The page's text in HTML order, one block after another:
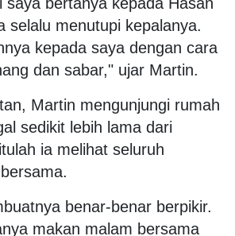
selalu menutupi kepalanya.
kepada saya dengan cara
dan sabar," ujar Martin.
Martin mengunjungi rumah
sedikit lebih lama dari
ia melihat seluruh
benar-benar berpikir.
makan malam bersama